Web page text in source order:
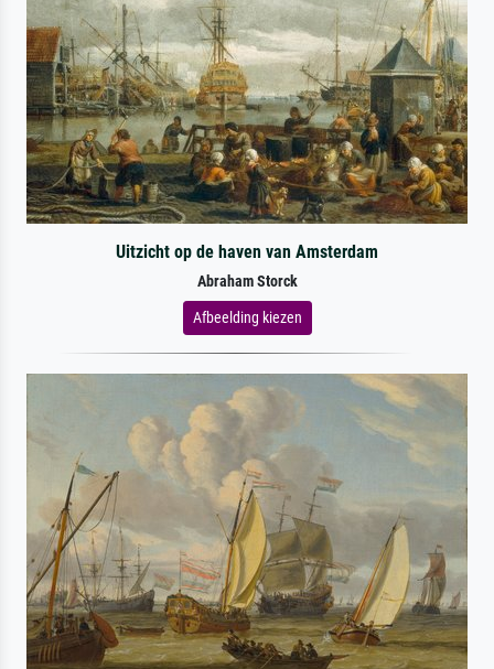
Uitzicht op de haven van Amsterdam
Abraham Storck
Afbeelding kiezen